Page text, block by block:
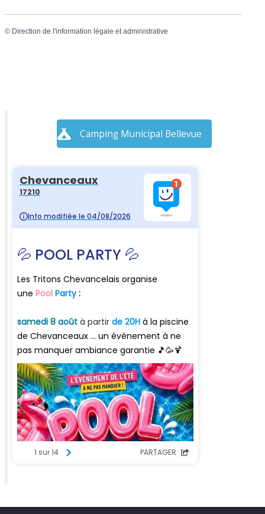
© Direction de l'information légale et administrative
Camping Municipal Bellevue